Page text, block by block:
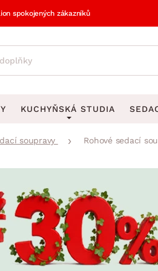
spokojených zákazníků
DEKORACE
Obrazy
Hodiny
Vázy
Zobrazit vše
KUCHYŇSKÁ STUDIA
soupravy Rohové sedací